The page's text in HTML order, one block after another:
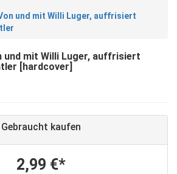
Von und mit Willi Luger, auffrisiert
und mit Willi Luger, auffrisiert
[hardcover]
Gebraucht kaufen
2,99 €*